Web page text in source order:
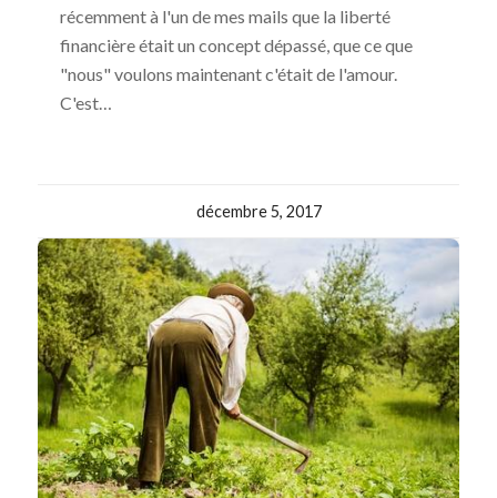
récemment à l'un de mes mails que la liberté
financière était un concept dépassé, que ce que
"nous" voulons maintenant c'était de l'amour.
C'est…
décembre 5, 2017